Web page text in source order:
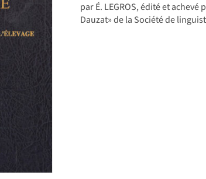
par É. LEGROS, édité et
Dauzat» de la Société de